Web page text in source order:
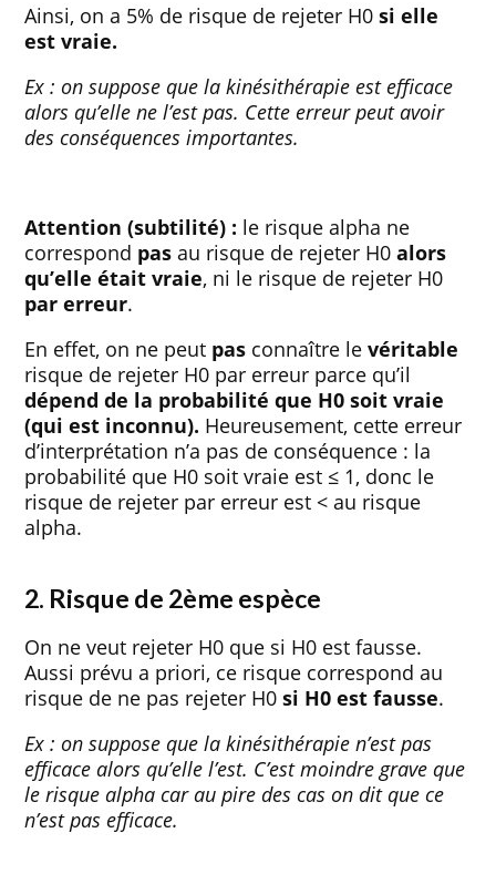
Ainsi, on a 5% de risque de rejeter H0si elle
est vraie.
Ex : on suppose que la kinésithérapie est efficace
alors qu’elle ne l’est pas. Cette erreur peut avoir
des conséquences importantes.
Attention (subtilité) : le risque alpha ne
correspond pas au risque de rejeter H0alors
qu’elle était vraie, ni le risque de rejeter H0
par erreur.
En effet, on ne peut pas connaître levéritable
risque de rejeter H0 par erreur parce qu’il
dépend de la probabilité que H0 soit vraie
(qui est inconnu). Heureusement, cette erreur
d’interprétation n’a pas de conséquence : la
probabilité que H0 soit vraie est ≤ 1, donc le
risque de rejeter par erreur est < au risque
alpha.
2. Risque de 2ème espèce
On ne veut rejeter H0 que si H0 est fausse.
Aussi prévu a priori, ce risque correspond au
risque de ne pas rejeter H0si H0 est fausse.
Ex : on suppose que la kinésithérapie n’est pas
efficace alors qu’elle l’est. C’est moindre grave que
le risque alpha car au pire des cas on dit que ce
n’est pas efficace.